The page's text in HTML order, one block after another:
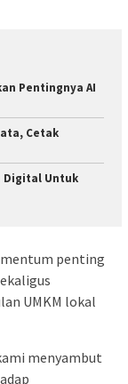
Pentingnya AI
Cetak
Digital Untuk
penting
UMKM lokal
menyambut